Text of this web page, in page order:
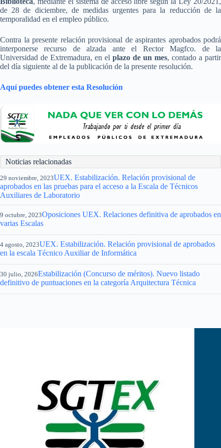
de 28 de diciembre, de medidas urgentes para la reducción de la
temporalidad en el empleo público.
Contra la presente relación provisional de aspirantes aprobados podrá
interponerse recurso de alzada ante el Rector Magfco. de la
Universidad de Extremadura, en el plazo de un mes, contado a partir
del día siguiente al de la publicación de la presente resolución.
Aquí puedes obtener esta Resolución
Noticias relacionadas
29 noviembre, 2023UEX. Estabilización. Relación provisional de
aprobados en las pruebas para el acceso a la Escala de Técnicos
Auxiliares de Laboratorio
9 octubre, 2023Oposiciones UEX. Relaciones definitiva de aprobados en
varias Escalas
4 agosto, 2023UEX. Estabilización. Relación provisional de aprobados
en la escala Técnico Auxiliar de Informática
30 julio, 2026Estabilización (Concurso de méritos). Nuevo listado
definitivo de puntuaciones en la categoría Arquitectura Técnica